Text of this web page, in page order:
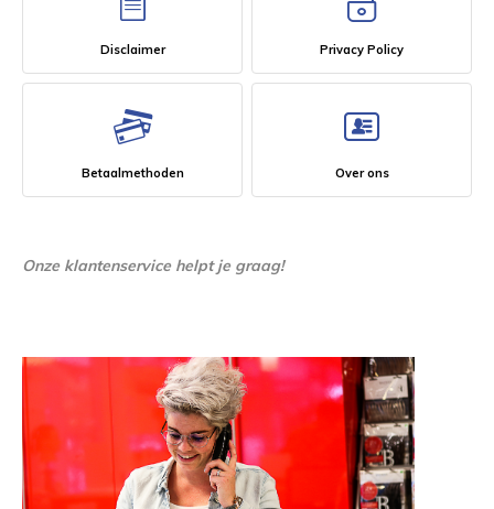
Disclaimer Privacy Policy
Betaalmethoden Over ons
Onze klantenservice helpt je graag!